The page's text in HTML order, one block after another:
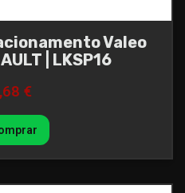
Valeo
| LKSP16
€